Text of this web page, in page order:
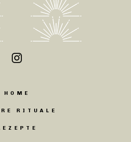
Instagram
HOME
RITUALE